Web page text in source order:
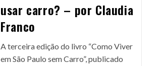
usar carro? – por Claudia
Franco
A terceira edição do livro “Como Viver
em São Paulo sem Carro”, publicado